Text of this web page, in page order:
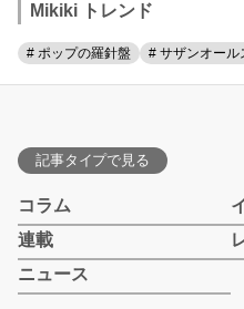
Mikiki トレンド
# ポップの羅針盤 # サザンオール
記事タイプで見る
コラム
連載
ニュース